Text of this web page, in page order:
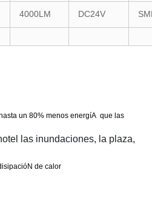
4000LM DC24V
un 80% menos energíA que las
las inundaciones, la plaza,
de calor